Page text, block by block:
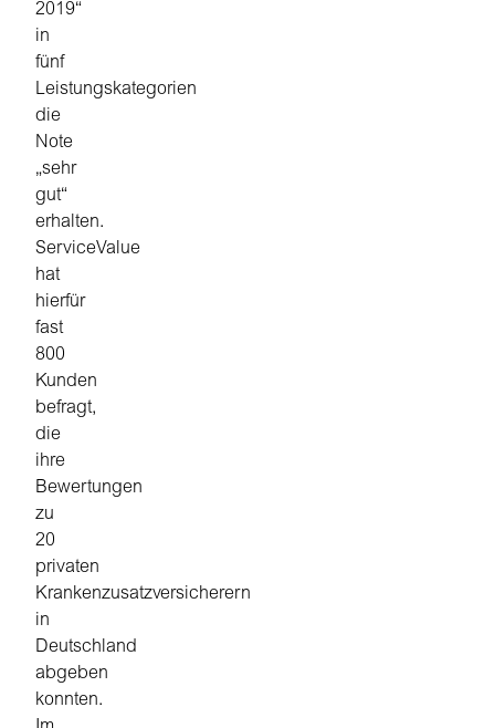
2019“
in
fünf
Leistungskategorien
die
Note
„sehr
gut“
erhalten.
ServiceValue
hat
hierfür
fast
800
Kunden
befragt,
die
ihre
Bewertungen
zu
20
privaten
Krankenzusatzversicherern
in
Deutschland
abgeben
konnten.